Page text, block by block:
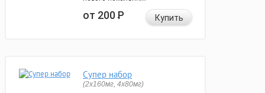
от 200Р Купить
Супер набор
(2х160мг, 4х80мг)